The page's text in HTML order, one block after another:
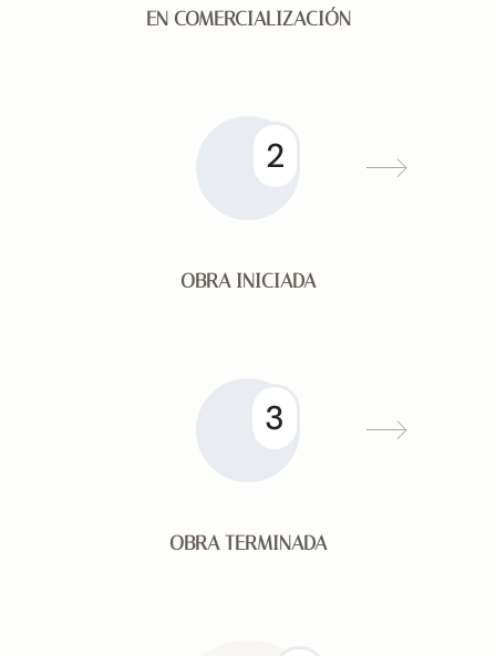
EN COMERCIALIZACIÓN
2
OBRA INICIADA
3
OBRA TERMINADA